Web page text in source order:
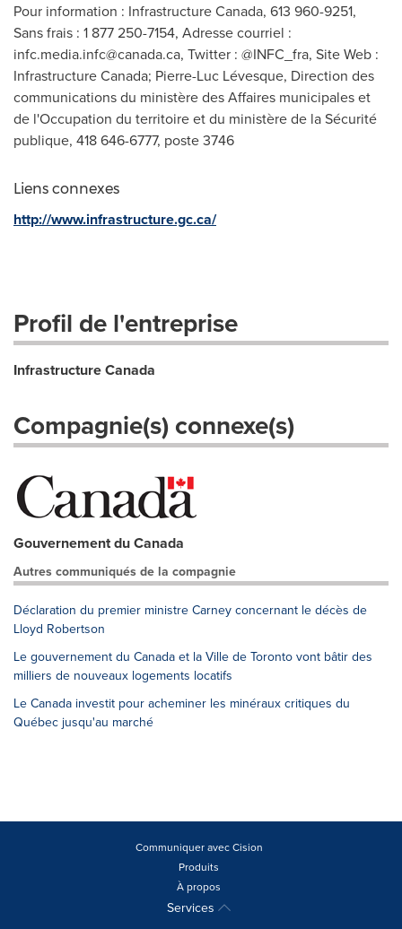
Pour information : Infrastructure Canada, 613 960-9251,
Sans frais : 1 877 250-7154, Adresse courriel :
infc.media.infc@canada.ca, Twitter : @INFC_fra, Site Web :
Infrastructure Canada; Pierre-Luc Lévesque, Direction des
communications du ministère des Affaires municipales et
de l'Occupation du territoire et du ministère de la Sécurité
publique, 418 646-6777, poste 3746
Liens connexes
http://www.infrastructure.gc.ca/
Profil de l'entreprise
Infrastructure Canada
Compagnie(s) connexe(s)
Gouvernement du Canada
Autres communiqués de la compagnie
Déclaration du premier ministre Carney concernant le décès de
Lloyd Robertson
Le gouvernement du Canada et la Ville de Toronto vont bâtir des
milliers de nouveaux logements locatifs
Le Canada investit pour acheminer les minéraux critiques du
Québec jusqu'au marché
Communiquer avec Cision
Produits
À propos
Services